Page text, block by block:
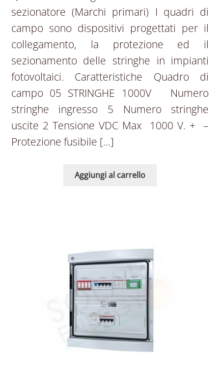
sezionatore (Marchi primari) I quadri di
campo sono dispositivi progettati per il
collegamento, la protezione ed il
sezionamento delle stringhe in impianti
fotovoltaici. Caratteristiche Quadro di
campo 05 STRINGHE 1000V Numero
stringhe ingresso 5 Numero stringhe
uscite 2 Tensione VDC Max 1000 V. + –
Protezione fusibile […]
Aggiungi al carrello